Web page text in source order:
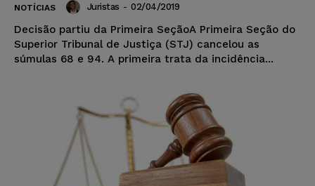
NOTÍCIAS Juristas - 02/04/2019
Decisão partiu da Primeira SeçãoA Primeira Seção do
Superior Tribunal de Justiça (STJ) cancelou as
súmulas 68 e 94. A primeira trata da incidência...